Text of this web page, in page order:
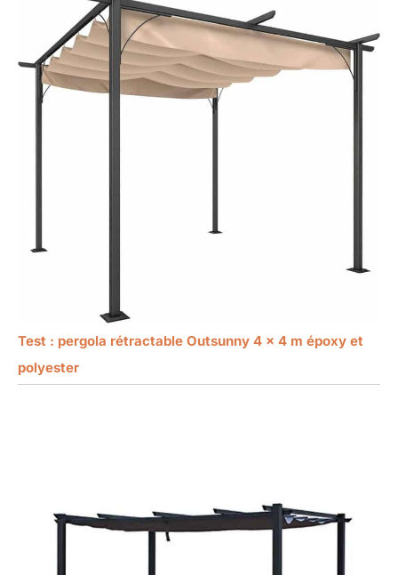
Test : pergola rétractable Outsunny 4 x 4 m époxy et
polyester